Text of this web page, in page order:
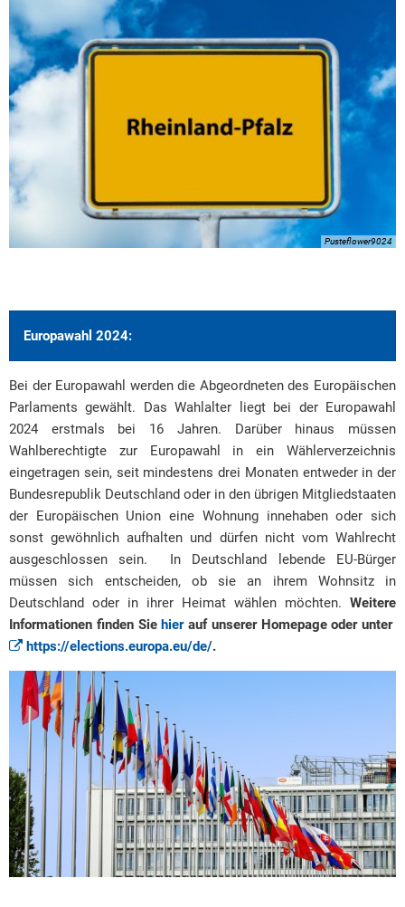
Pusteflower9024
Europawahl 2024:
Bei der Europawahl werden die Abgeordneten des Europäischen
Parlaments gewählt. Das Wahlalter liegt bei der Europawahl
2024 erstmals bei 16 Jahren. Darüber hinaus müssen
Wahlberechtigte zur Europawahl in ein Wählerverzeichnis
eingetragen sein, seit mindestens drei Monaten entweder in der
Bundesrepublik Deutschland oder in den übrigen Mitgliedstaaten
der Europäischen Union eine Wohnung innehaben oder sich
sonst gewöhnlich aufhalten und dürfen nicht vom Wahlrecht
ausgeschlossen sein. In Deutschland lebende EU-Bürger
müssen sich entscheiden, ob sie an ihrem Wohnsitz in
Deutschland oder in ihrer Heimat wählen möchten. Weitere
Informationen finden Siehierauf unserer Homepage oder unter
https://elections.europa.eu/de/.